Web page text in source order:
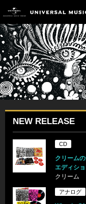
NEW RELEASE
CD
クリーム
エディシ
クリーム
アナログ